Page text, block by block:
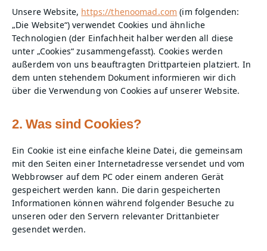
Unsere Website, https://thenoomad.com (im folgenden:
„Die Website“) verwendet Cookies und ähnliche
Technologien (der Einfachheit halber werden all diese
unter „Cookies“ zusammengefasst). Cookies werden
außerdem von uns beauftragten Drittparteien platziert. In
dem unten stehendem Dokument informieren wir dich
über die Verwendung von Cookies auf unserer Website.
2. Was sind Cookies?
Ein Cookie ist eine einfache kleine Datei, die gemeinsam
mit den Seiten einer Internetadresse versendet und vom
Webbrowser auf dem PC oder einem anderen Gerät
gespeichert werden kann. Die darin gespeicherten
Informationen können während folgender Besuche zu
unseren oder den Servern relevanter Drittanbieter
gesendet werden.